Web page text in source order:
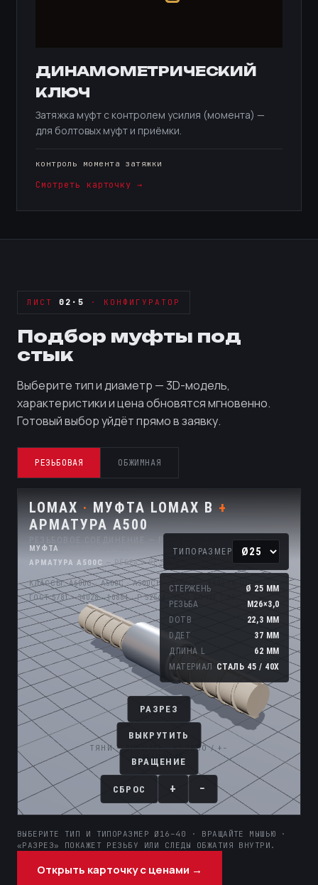
ДИНАМОМЕТРИЧЕСКИЙ
КЛЮЧ
Затяжка муфт с контролем усилия (момента) —
для болтовых муфт и приёмки.
контроль момента затяжки
Смотреть карточку →
ЛИСТ 02·5 · КОНФИГУРАТОР
Подбор муфты под
стык
Выберите тип и диаметр — 3D-модель,
характеристики и цена обновятся мгновенно.
Готовый выбор уйдёт прямо в заявку.
РЕЗЬБОВАЯ ОБЖИМНАЯ
ВЫБЕРИТЕ ТИП И ТИПОРАЗМЕР Ø16–40 · ВРАЩАЙТЕ МЫШЬЮ ·
«РАЗРЕЗ» ПОКАЖЕТ РЕЗЬБУ ИЛИ СЛЕДЫ ОБЖАТИЯ ВНУТРИ.
Открыть карточку с ценами →